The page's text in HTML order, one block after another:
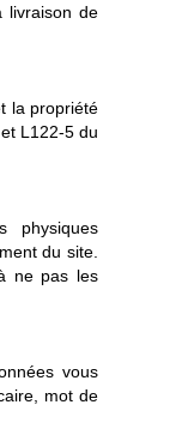
livraison de
la propriété
L122-5 du
physiques
du site.
ne pas les
vous
mot de